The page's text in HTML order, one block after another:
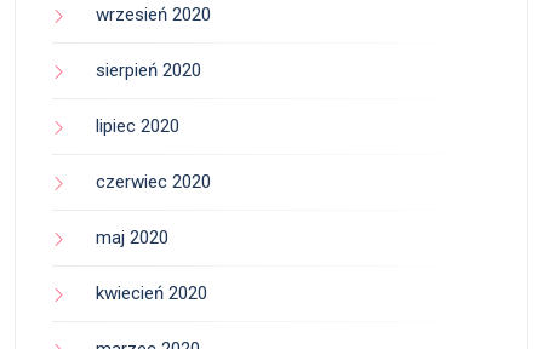
wrzesień 2020
sierpień 2020
lipiec 2020
czerwiec 2020
maj 2020
kwiecień 2020